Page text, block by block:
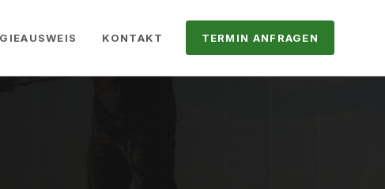
KONTAKT TERMIN ANFRAGEN